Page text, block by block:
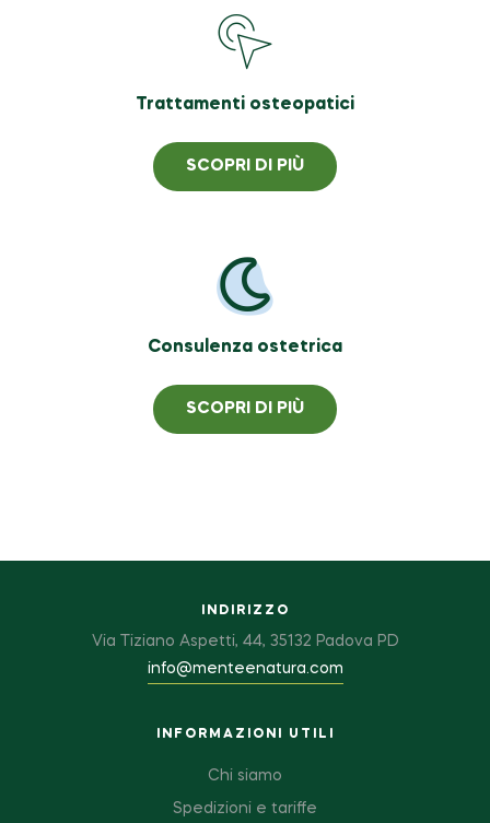
Trattamenti osteopatici
SCOPRI DI PIÙ
Consulenza ostetrica
SCOPRI DI PIÙ
INDIRIZZO
Via Tiziano Aspetti, 44, 35132 Padova PD
info@menteenatura.com
INFORMAZIONI UTILI
Chi siamo
Spedizioni e tariffe